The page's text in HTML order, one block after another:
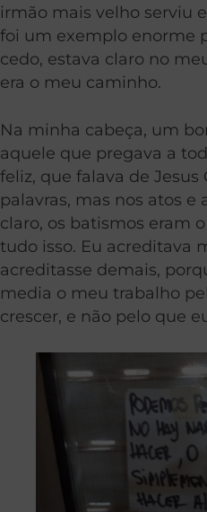
irmão mais velho serviu
foi um exemplo enorme
cedo, estava claro no
era o meu caminho.
Na minha cabeça, um
aquele que pregava a
feliz, que falava de Jesus
palavras, mas nos atos e
claro, os batismos eram
tudo isso. Eu acreditava
acreditasse demais,
media o meu trabalho
crescer, e não pelo que